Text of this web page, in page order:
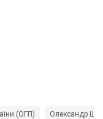
(ОГП) Олександр